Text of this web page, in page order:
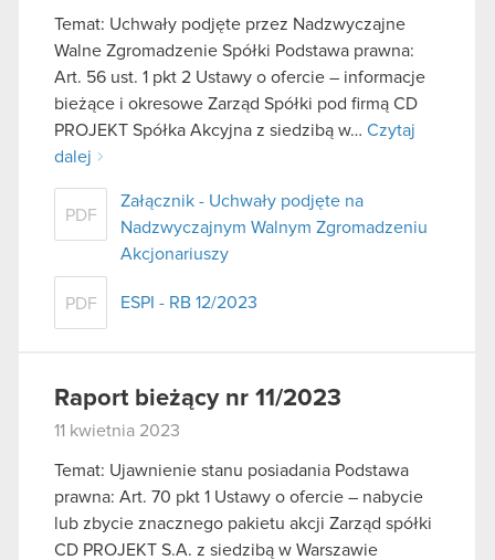
Temat: Uchwały podjęte przez Nadzwyczajne
Walne Zgromadzenie Spółki Podstawa prawna:
Art. 56 ust. 1 pkt 2 Ustawy o ofercie – informacje
bieżące i okresowe Zarząd Spółki pod firmą CD
PROJEKT Spółka Akcyjna z siedzibą w… Czytaj
dalej
PDF
Załącznik - Uchwały podjęte na
Nadzwyczajnym Walnym Zgromadzeniu
Akcjonariuszy
PDF ESPI - RB 12/2023
Raport bieżący nr 11/2023
11 kwietnia 2023
Temat: Ujawnienie stanu posiadania Podstawa
prawna: Art. 70 pkt 1 Ustawy o ofercie – nabycie
lub zbycie znacznego pakietu akcji Zarząd spółki
CD PROJEKT S.A. z siedzibą w Warszawie